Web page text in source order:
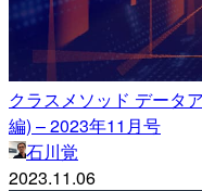
クラスメソッド データ
編) – 2023年11月号
石川覚
2023.11.06